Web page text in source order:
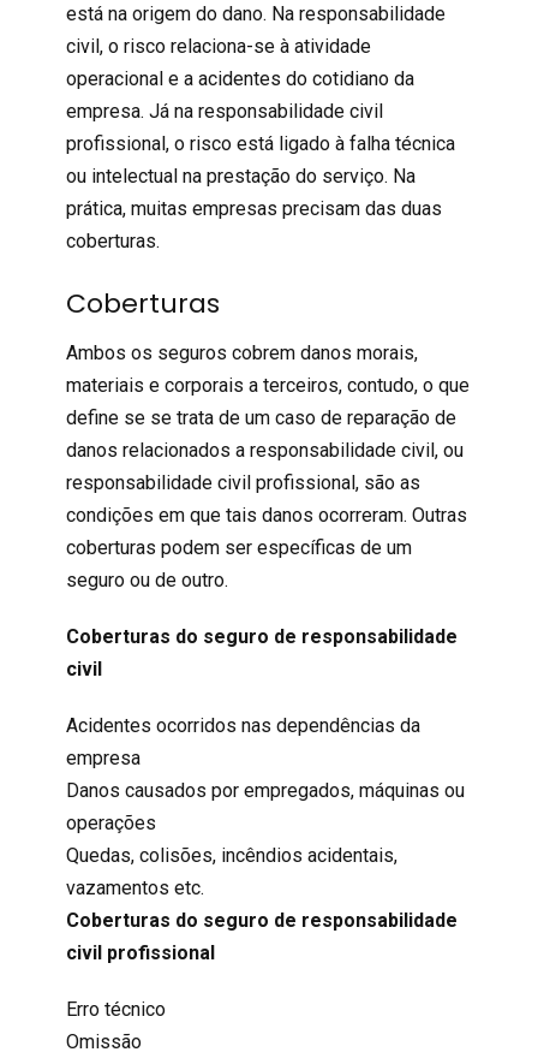
está na origem do dano. Na responsabilidade
civil, o risco relaciona-se à atividade
operacional e a acidentes do cotidiano da
empresa. Já na responsabilidade civil
profissional, o risco está ligado à falha técnica
ou intelectual na prestação do serviço. Na
prática, muitas empresas precisam das duas
coberturas.
Coberturas
Ambos os seguros cobrem danos morais,
materiais e corporais a terceiros, contudo, o que
define se se trata de um caso de reparação de
danos relacionados a responsabilidade civil, ou
responsabilidade civil profissional, são as
condições em que tais danos ocorreram. Outras
coberturas podem ser específicas de um
seguro ou de outro.
Coberturas do seguro de responsabilidade
civil
Acidentes ocorridos nas dependências da
empresa
Danos causados por empregados, máquinas ou
operações
Quedas, colisões, incêndios acidentais,
vazamentos etc.
Coberturas do seguro de responsabilidade
civil profissional
Erro técnico
Omissão